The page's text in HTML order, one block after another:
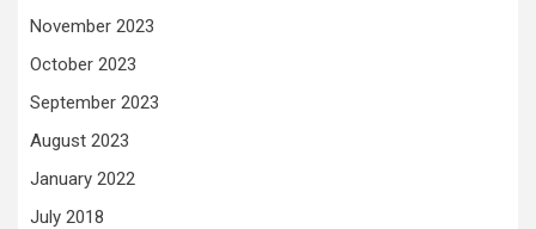
November 2023
October 2023
September 2023
August 2023
January 2022
July 2018